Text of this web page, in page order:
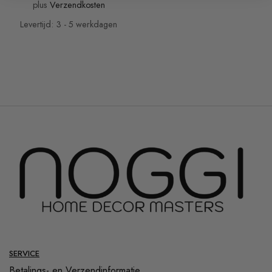
plus Verzendkosten
Levertijd: 3 - 5 werkdagen
SERVICE